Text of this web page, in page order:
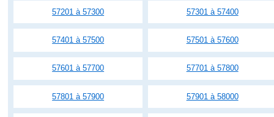
57201 à 57300 57301 à 57400
57401 à 57500 57501 à 57600
57601 à 57700 57701 à 57800
57801 à 57900 57901 à 58000